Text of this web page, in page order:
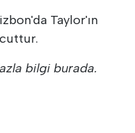
Taylor'ın
bilgi burada.